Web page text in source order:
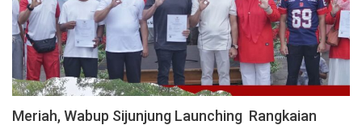
Meriah, Wabup Sijunjung Launching Rangkaian